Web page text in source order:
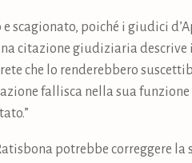
scagionato, poiché i giudici
citazione giudiziaria
che lo renderebbero
fallisca nella sua
potrebbe correggere la